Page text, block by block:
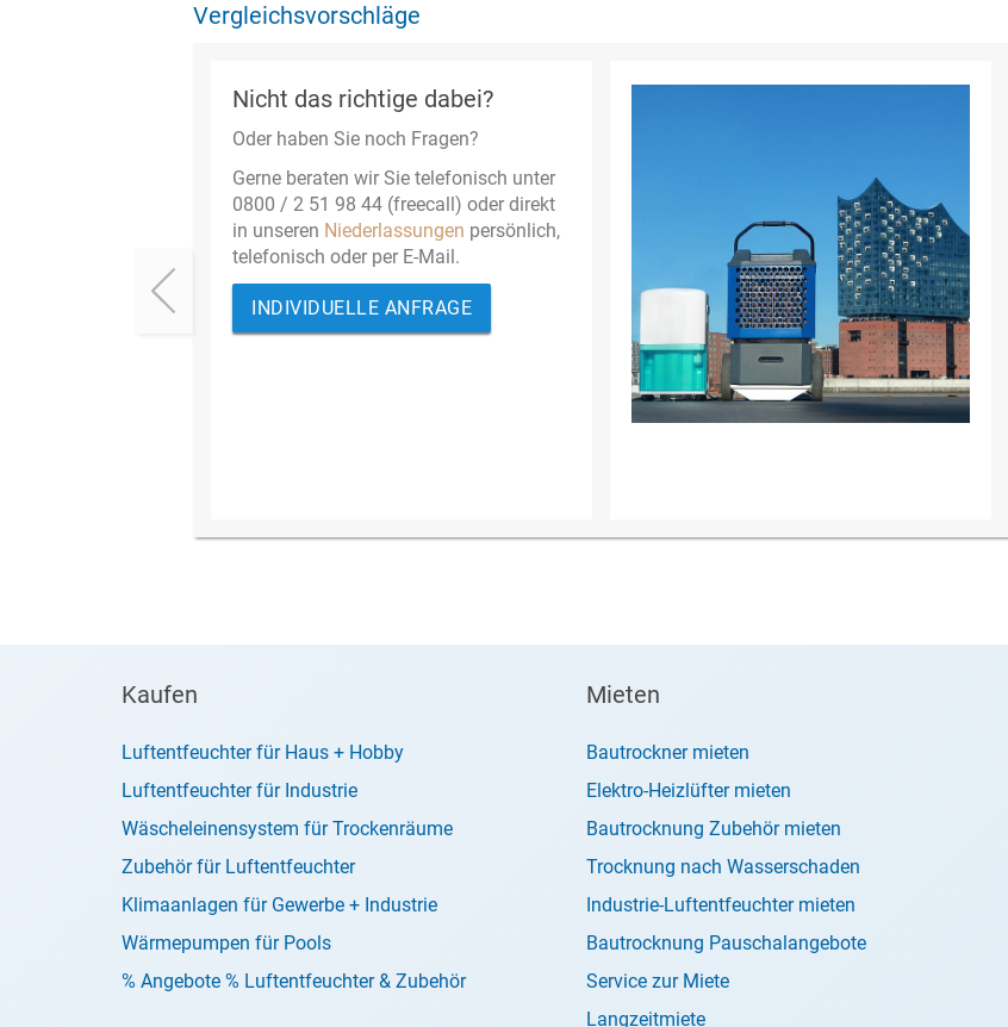
Vergleichsvorschläge
Nicht das richtige dabei?
Oder haben Sie noch Fragen?
Gerne beraten wir Sie telefonisch unter
0800 / 2 51 98 44 (freecall) oder direkt
in unseren Niederlassungen persönlich,
telefonisch oder per E-Mail.
INDIVIDUELLE ANFRAGE
Kaufen
Luftentfeuchter für Haus + Hobby
Luftentfeuchter für Industrie
Wäscheleinensystem für Trockenräume
Zubehör für Luftentfeuchter
Klimaanlagen für Gewerbe + Industrie
Wärmepumpen für Pools
% Angebote % Luftentfeuchter & Zubehör
Mieten
Bautrockner mieten
Elektro-Heizlüfter mieten
Bautrocknung Zubehör mieten
Trocknung nach Wasserschaden
Industrie-Luftentfeuchter mieten
Bautrocknung Pauschalangebote
Service zur Miete
Langzeitmiete